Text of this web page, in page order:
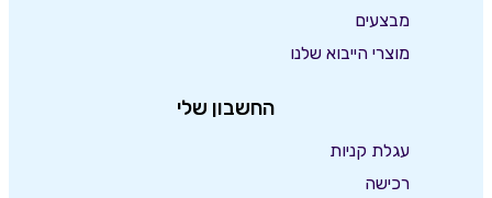
מבצעים
מוצרי הייבוא שלנו
החשבון שלי
עגלת קניות
רכישה